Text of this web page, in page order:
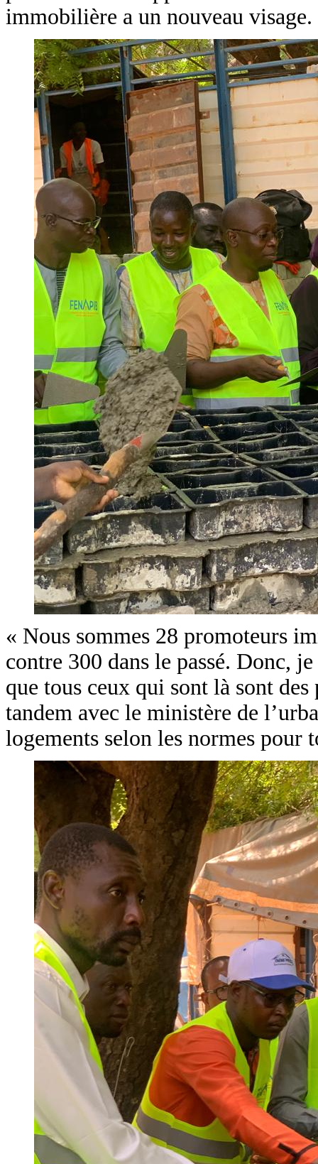
immobilière a un nouveau visage.
« Nous sommes 28 promoteurs
contre 300 dans le passé. Donc,
que tous ceux qui sont là sont
tandem avec le ministère de
logements selon les normes pour